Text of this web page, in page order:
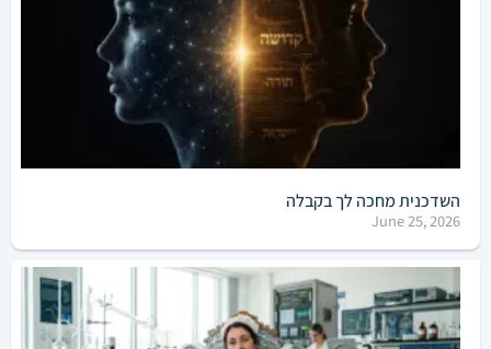
השדכנית מחכה לך בקבלה
June 25, 2026